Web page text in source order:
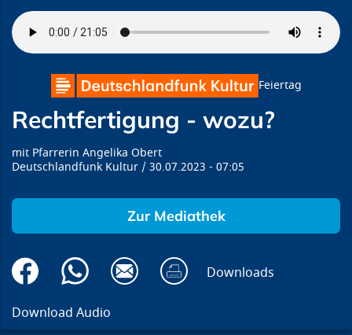
Feiertag
Rechtfertigung - wozu?
Pfarrerin Angelika Obert
Deutschlandfunk Kultur
30.07.2023 07:05
Zur Mediathek
Downloads
Download Audio